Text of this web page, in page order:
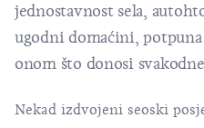
jednostavnost sela,
ugodni domaćini,
onom što donosi
Nekad izdvojeni seoski